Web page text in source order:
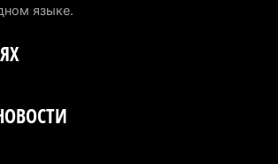
судят спустя год после
1 H2O и откроют академию
языке.